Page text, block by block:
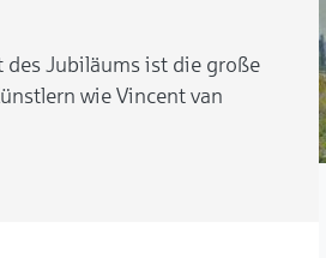
des Jubiläums ist die große
wie Vincent van